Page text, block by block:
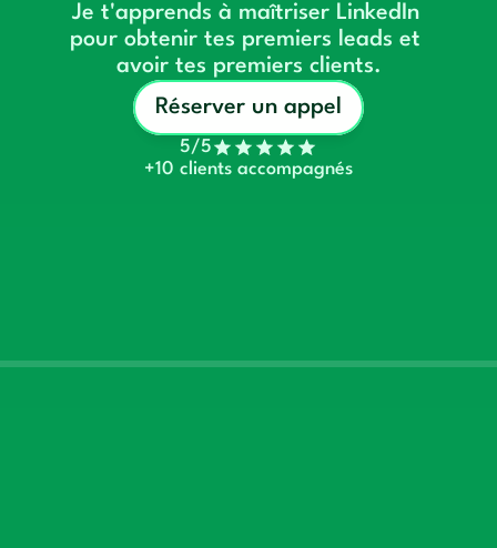
Je t'apprends à maîtriser LinkedIn
pour obtenir tes premiers leads et
avoir tes premiers clients.
Réserver un appel
5/5
+10 clients accompagnés